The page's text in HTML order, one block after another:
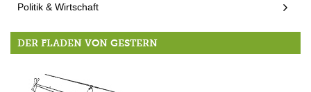
Politik & Wirtschaft
DER FLADEN VON GESTERN